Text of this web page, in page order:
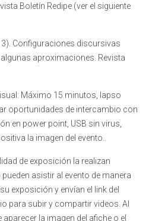
Boletín Redipe (ver el siguiente
Configuraciones discursivas
aproximaciones. Revista
Máximo 15 minutos, lapso
oportunidades de intercambio con
en power point, USB sin virus,
la imagen del evento..
de exposición la realizan
asistir al evento de manera
exposición y envían el link del
para subir y compartir videos. Al
la imagen del afiche o el